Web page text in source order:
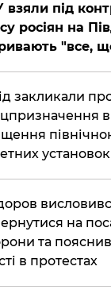
взяли під
росіян на
"все,
закликали
установок
на
та
в протестах